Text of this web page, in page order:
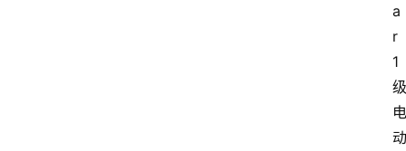
a
r
1
级
电
动